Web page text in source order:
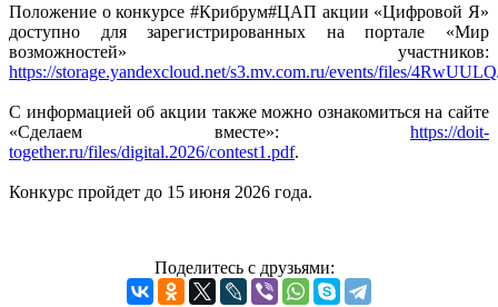
Положение о конкурсе #Крибрум#ЦАП акции «Цифровой Я»
доступно для зарегистрированных на портале «Мир
возможностей» участников:
https://storage.yandexcloud.net/s3.mv.com.ru/events/files/
С информацией об акции также можно ознакомиться на сайте
«Сделаем вместе»: https://doit-
together.ru/files/digital.2026/contest1.pdf.
Конкурс пройдет до 15 июня 2026 года.
Поделитесь с друзьями: